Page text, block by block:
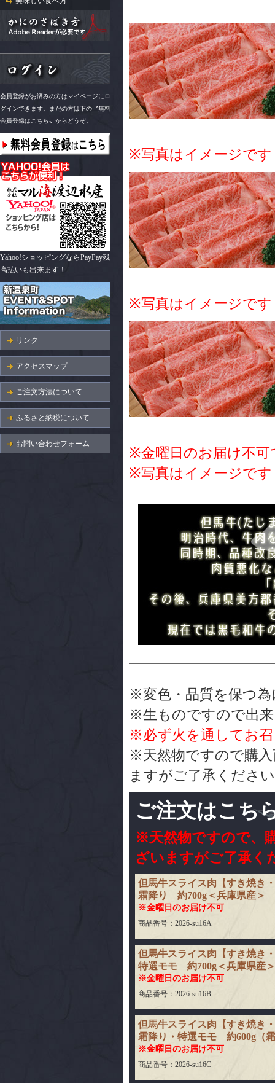
会員登録がお済みの方はマイページにロ
グインできます。まだの方は下の〝無料
会員登録はこちら〟からどうぞ。
Yahoo!ショッピングならPayPay残
高払いも出来ます！
リンク
アクセスマップ
ご注文方法について
ふるさと納税について
お問い合わせフォーム
※写真はイメージです
※写真はイメージです
※金曜日のお届け不可
※写真はイメージです
※変色・品質を保つ為
※生ものですので出
※必ず火を通してお
※天然物ですので購
ますがご了承くださ
ご注文はこち
※天然物ですので、
ざいますがご了承く
但馬牛スライス肉【すき焼き
霜降り 約700g＜兵庫県産＞
※金曜日のお届け不可
商品番号：2026-su16A
但馬牛スライス肉【すき焼き
特選モモ 約700g＜兵庫県産＞
※金曜日のお届け不可
商品番号：2026-su16B
但馬牛スライス肉【すき焼き
霜降り・特選モモ 約600g（
※金曜日のお届け不可
商品番号：2026-su16C